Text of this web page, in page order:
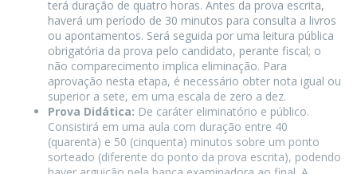
terá duração de quatro horas. Antes da prova escrita,
haverá um período de 30 minutos para consulta a livros
ou apontamentos. Será seguida por uma leitura pública
obrigatória da prova pelo candidato, perante fiscal; o
não comparecimento implica eliminação. Para
aprovação nesta etapa, é necessário obter nota igual ou
superior a sete, em uma escala de zero a dez.
Prova Didática: De caráter eliminatório e público.
Consistirá em uma aula com duração entre 40
(quarenta) e 50 (cinquenta) minutos sobre um ponto
sorteado (diferente do ponto da prova escrita), podendo